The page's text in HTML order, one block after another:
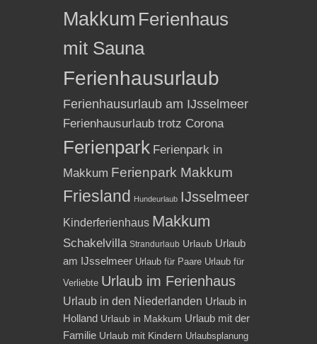
Makkum Ferienhaus
mit Sauna
Ferienhausurlaub
Ferienhausurlaub am IJsselmeer
Ferienhausurlaub trotz Corona
Ferienpark Ferienpark in
Makkum Ferienpark Makkum
Friesland Hundeurlaub IJsselmeer
Kinderferienhaus Makkum
Schakelvilla Strandurlaub Urlaub Urlaub
am IJsselmeer Urlaub für Paare Urlaub für
Verliebte Urlaub im Ferienhaus
Urlaub in den Niederlanden Urlaub in
Holland Urlaub in Makkum Urlaub mit der
Familie Urlaub mit Kindern Urlaubsplanung